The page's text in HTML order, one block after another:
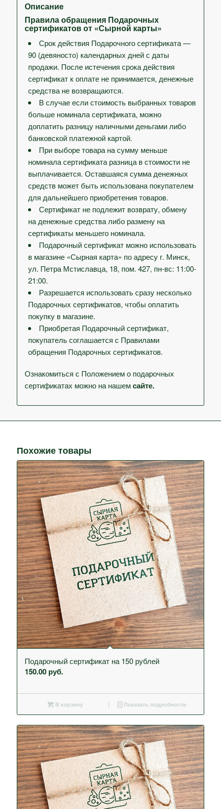
Описание
Правила обращения Подарочных
сертификатов от «Сырной карты»
Срок действия Подарочного сертификата —
90 (девяносто) календарных дней с даты
продажи. После истечения срока действия
сертификат к оплате не принимается, денежные
средства не возвращаются.
В случае если стоимость выбранных товаров
больше номинала сертификата, можно
доплатить разницу наличными деньгами либо
банковской платежной картой.
При выборе товара на сумму меньше
номинала сертификата разница в стоимости не
выплачивается. Оставшаяся сумма денежных
средств может быть использована покупателем
для дальнейшего приобретения товаров.
Сертификат не подлежит возврату, обмену
на денежные средства либо размену на
сертификаты меньшего номинала.
Подарочный сертификат можно использовать
в магазине «Сырная карта» по адресу г. Минск,
ул. Петра Мстиславца, 18, пом. 427, пн-вс: 11:00-
21:00.
Разрешается использовать сразу несколько
Подарочных сертификатов, чтобы оплатить
покупку в магазине.
Приобретая Подарочный сертификат,
покупатель соглашается с Правилами
обращения Подарочных сертификатов.
Ознакомиться с Положением о подарочных
сертификатах можно на нашемсайте.
Похожие товары
Подарочный сертификат на 150 рублей
150.00 руб.
В корзину Показать подробности